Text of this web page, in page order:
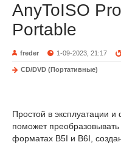
AnyToISO
Portable
freder 1-09-2023, 21:17
CD/DVD (Портативные)
Простой в эксплуатации
поможет
форматах B5I и B6I,